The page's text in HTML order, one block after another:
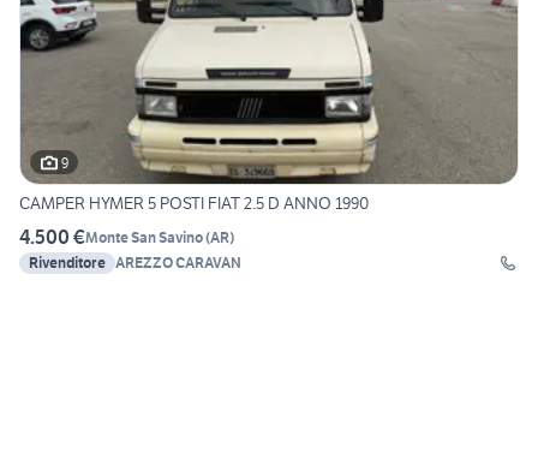
9
CAMPER HYMER 5 POSTI FIAT 2.5 D ANNO 1990
4.500 €Monte San Savino(AR)
Rivenditore AREZZO CARAVAN